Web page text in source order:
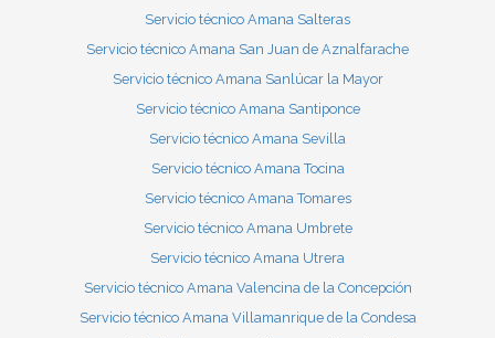
Servicio técnico Amana Salteras
Servicio técnico Amana San Juan de Aznalfarache
Servicio técnico Amana Sanlúcar la Mayor
Servicio técnico Amana Santiponce
Servicio técnico Amana Sevilla
Servicio técnico Amana Tocina
Servicio técnico Amana Tomares
Servicio técnico Amana Umbrete
Servicio técnico Amana Utrera
Servicio técnico Amana Valencina de la Concepción
Servicio técnico Amana Villamanrique de la Condesa